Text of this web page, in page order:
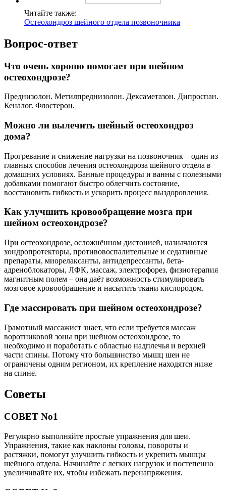
Читайте также:
Остеохондроз шейного отдела позвоночника
Вопрос-ответ
Что очень хорошо помогает при шейном
остеохондрозе?
Преднизолон. Метилпреднизолон. Дексаметазон. Дипроспан.
Кеналог. Флостерон.
Можно ли вылечить шейный остеохондроз
дома?
Прогревание и снижение нагрузки на позвоночник – один из
главных способов лечения остеохондроза шейного отдела в
домашних условиях. Банные процедуры и ванны с полезными
добавками помогают быстро облегчить состояние,
восстановить гибкость и ускорить процесс выздоровления.
Как улучшить кровообращение мозга при
шейном остеохондрозе?
При остеохондрозе, осложнённом дистонией, назначаются
хондропротекторы, противовоспалительные и седативные
препараты, миорелаксанты, антидепрессанты, бета-
адреноблокаторы, ЛФК, массаж, электрофорез, физиотерапия
магнитным полем – она даёт возможность стимулировать
мозговое кровообращение и насытить ткани кислородом.
Где массировать при шейном остеохондрозе?
Грамотный массажист знает, что если требуется массаж
воротниковой зоны при шейном остеохондрозе, то
необходимо и поработать с областью надплечья и верхней
части спины. Потому что большинство мышц шеи не
ограничены одним регионом, их крепление находятся ниже
на спине.
Советы
СОВЕТ No1
Регулярно выполняйте простые упражнения для шеи.
Упражнения, такие как наклоны головы, повороты и
растяжки, помогут улучшить гибкость и укрепить мышцы
шейного отдела. Начинайте с легких нагрузок и постепенно
увеличивайте их, чтобы избежать перенапряжения.